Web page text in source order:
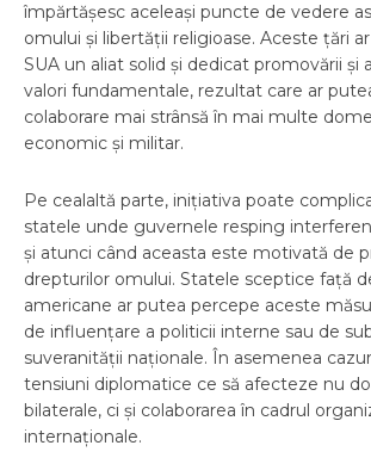
împărtășesc aceleași puncte de vedere
omului și libertății religioase. Aceste țări
SUA un aliat solid și dedicat promovării și
valori fundamentale, rezultat care ar
colaborare mai strânsă în mai multe
economic și militar.
Pe cealaltă parte, inițiativa poate
statele unde guvernele resping
și atunci când aceasta este motivată de
drepturilor omului. Statele sceptice față
americane ar putea percepe aceste
de influențare a politicii interne sau de
suveranității naționale. În asemenea
tensiuni diplomatice ce să afecteze nu
bilaterale, ci și colaborarea în cadrul
internaționale.